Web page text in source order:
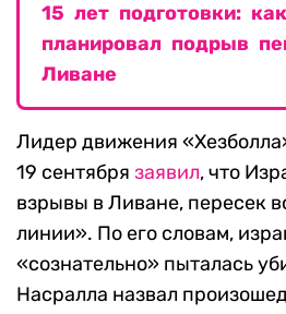
15 лет подготовки:
планировал подрыв
Ливане
Лидер движения
19 сентября заявил, что
взрывы в Ливане, пересек
линии». По его словам,
«сознательно» пыталась
Насралла назвал